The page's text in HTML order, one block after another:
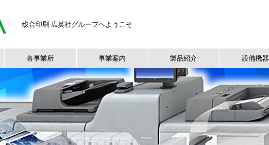
総合印刷 広英社グループへようこそ
各事業所 事業案内 製品紹介 設備機器